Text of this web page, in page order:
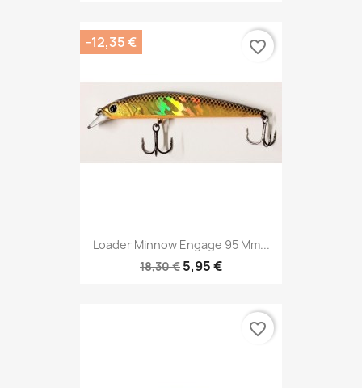
Loader Minnow Engage 95 Mm...
18,30 € 5,95 €
-12,35 € favorite_border
favorite_border